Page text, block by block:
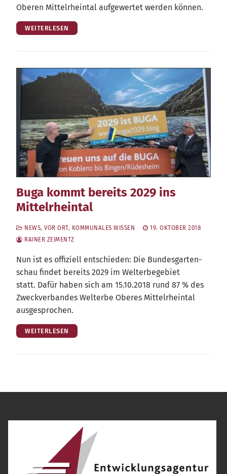
Obe­ren Mit­tel­rhein­tal auf­ge­wer­tet wer­den können.
WEITERLESEN
Buga kommt bereits 2029 ins
Mittelrheintal
NEWS, VOR ORT, KOMMUNALES WISSEN
19. OKTOBER 2018
RAINER ZEIMENTZ
Nun ist es offi­zi­ell ent­schie­den: Die Bun­des­gar­ten­
schau fin­det bereits 2029 im Welt­erbe­ge­biet
statt. Dafür haben sich am 15.10.2018 rund 87 % des
Zweck­ver­ban­des Welt­erbe Obe­res Mit­tel­rhein­tal
ausgesprochen.
WEITERLESEN